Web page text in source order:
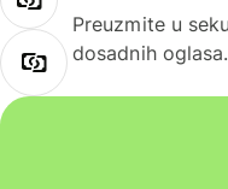
Preuzmite u
dosadnih oglasa.